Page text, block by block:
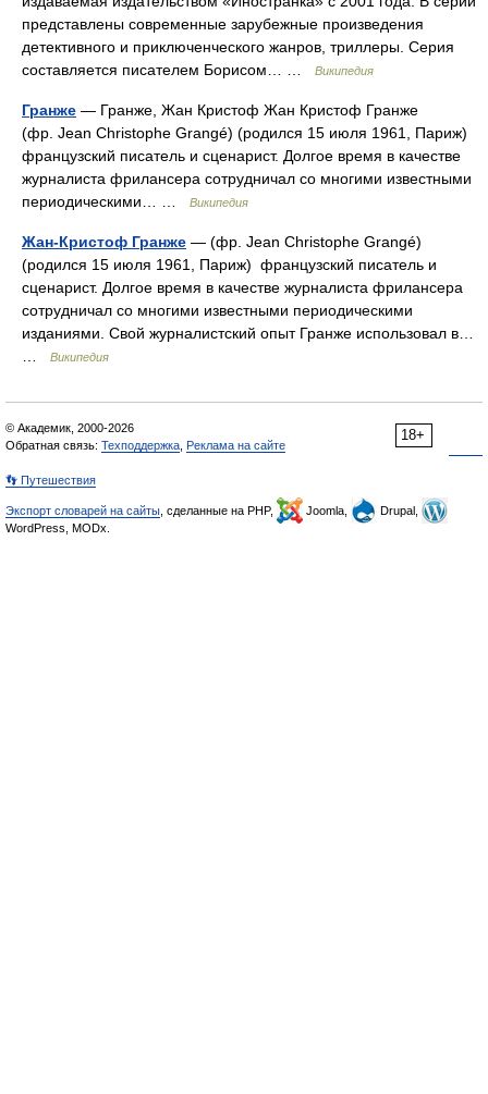
представлены современные зарубежные произведения
детективного и приключенческого жанров, триллеры. Серия
составляется писателем Борисом… …
Википедия
Гранже — Гранже, Жан Кристоф Жан Кристоф Гранже
(фр. Jean Christophe Grangé) (родился 15 июля 1961, Париж)
французский писатель и сценарист. Долгое время в качестве
журналиста фрилансера сотрудничал со многими известными
периодическими… …
Википедия
Жан-Кристоф Гранже — (фр. Jean Christophe Grangé)
(родился 15 июля 1961, Париж) французский писатель и
сценарист. Долгое время в качестве журналиста фрилансера
сотрудничал со многими известными периодическими
изданиями. Свой журналистский опыт Гранже использовал в…
Википедия
18+
© Академик, 2000-2026
Обратная связь: Техподдержка Реклама на сайте
👣 Путешествия
Экспорт словарей на сайты , сделанные на PHP, Joomla,
Drupal,
WordPress, MODx.